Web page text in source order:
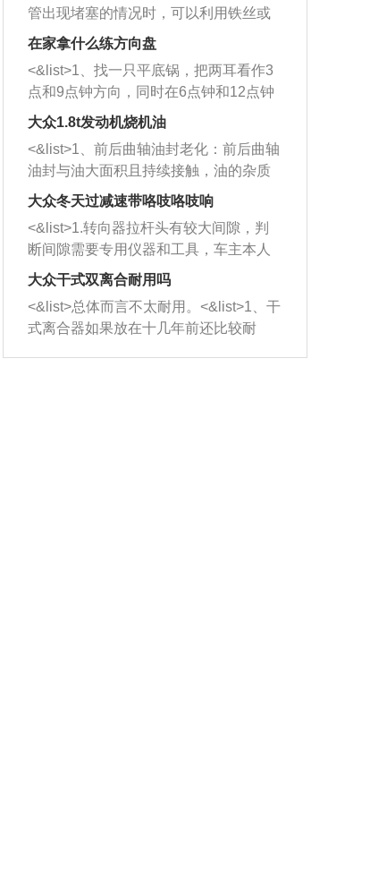
管出现堵塞的情况时，可以利用铁丝或
者是细棍，直接将杂物给取出来，如果
堵塞情况比较严重，也可以采取应急措
施。 <&list>2、直接利用木棍将所有的
杂物推到排气管里面的位置处，然后将
三元催化器拆解开，就可以将堵塞的东
西取出来。但如果是因为积碳过多引起
的堵塞，就需要将三元催化器泡在草酸
洗剂对堵塞的情况得到解决，将清洗剂
放在燃油箱中，与燃油混合后，车辆启
动时，就可以和汽油一起进入到燃烧
室，最后形成废气排出，就可以让三元
催化器得到清洗，排气管堵塞的情况就
能够得到解决。
在家拿什么练方向盘
<&list>1、找一只平底锅，把两耳看作3
点和9点钟方向，同时在6点钟和12点钟
方向做一个标记。 <&list>2、双手握住
一圈半的练习，往右同样也要打相同的
圈数。 <&list>3、最后强调要反复练
习，这样就可以形成肌肉记忆，在真实
驾驶车辆时，不需要记忆也能打好方
向。
大众1.8t发动机烧机油
<&list>1、前后曲轴油封老化：前后曲轴
油封与油大面积且持续接触，油的杂质
和发动机内持续温度变化使其密封效果
逐渐减弱，导致渗油或漏油。<&list>2、
活塞间隙过大：积碳会使活塞环与缸体
的间隙扩大，导致机油流入燃烧室中，
造成烧机油。<&list>3、机油粘度。使用
机油粘度过小的话，同样会有烧机油现
象，机油粘度过小具有很好的流动性，
大众冬天过减速带咯吱咯吱响
<&list>1.转向器拉杆头有较大间隙，判
断间隙需要专用仪器和工具，车主本人
无法制作，需要将车辆送到修理厂或4s
店；<&list>2.车辆半轴套管防尘罩破
裂，破裂后会出现漏油现象，使半轴磨
损严重，磨损的半轴容易损坏，产生异
响；<&list>3.稳定器的转向胶套和球头
大众干式双离合耐用吗
<&list>总体而言不太耐用。<&list>1、干
式离合器如果放在十几年前还比较耐